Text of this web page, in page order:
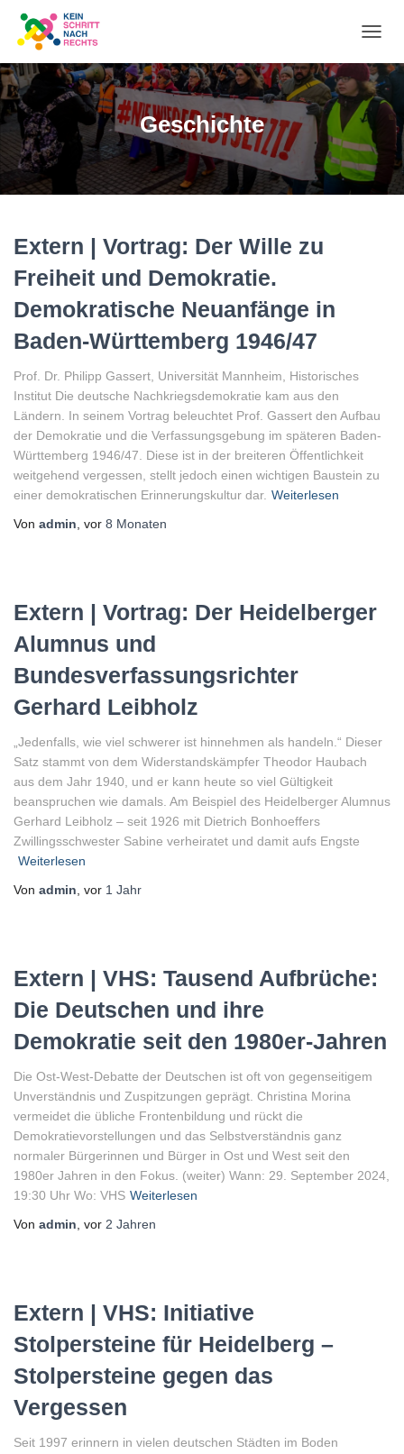
Geschichte
Extern | Vortrag: Der Wille zu
Freiheit und Demokratie.
Demokratische Neuanfänge in
Baden-Württemberg 1946/47
Prof. Dr. Philipp Gassert, Universität Mannheim, Historisches
Institut Die deutsche Nachkriegsdemokratie kam aus den
Ländern. In seinem Vortrag beleuchtet Prof. Gassert den Aufbau
der Demokratie und die Verfassungsgebung im späteren Baden-
Württemberg 1946/47. Diese ist in der breiteren Öffentlichkeit
weitgehend vergessen, stellt jedoch einen wichtigen Baustein zu
einer demokratischen Erinnerungskultur dar. Weiterlesen
Von admin , vor 8 Monaten
Extern | Vortrag: Der Heidelberger
Alumnus und
Bundesverfassungsrichter
Gerhard Leibholz
„Jedenfalls, wie viel schwerer ist hinnehmen als handeln.“ Dieser
Satz stammt von dem Widerstandskämpfer Theodor Haubach
aus dem Jahr 1940, und er kann heute so viel Gültigkeit
beanspruchen wie damals. Am Beispiel des Heidelberger Alumnus
Gerhard Leibholz – seit 1926 mit Dietrich Bonhoeffers
Zwillingsschwester Sabine verheiratet und damit aufs Engste
Weiterlesen
Von admin , vor 1 Jahr
Extern | VHS: Tausend Aufbrüche:
Die Deutschen und ihre
Demokratie seit den 1980er-Jahren
Die Ost-West-Debatte der Deutschen ist oft von gegenseitigem
Unverständnis und Zuspitzungen geprägt. Christina Morina
vermeidet die übliche Frontenbildung und rückt die
Demokratievorstellungen und das Selbstverständnis ganz
normaler Bürgerinnen und Bürger in Ost und West seit den
1980er Jahren in den Fokus. (weiter) Wann: 29. September 2024,
19:30 Uhr Wo: VHS Weiterlesen
Von admin , vor 2 Jahren
Extern | VHS: Initiative
Stolpersteine für Heidelberg –
Stolpersteine gegen das
Vergessen
Seit 1997 erinnern in vielen deutschen Städten im Boden